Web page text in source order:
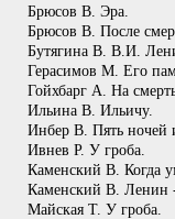
Брюсов В. Эра.
Брюсов В. После
Бутягина В. В.И.
Герасимов М. Его
Гойхбарг А. На
Ильина В. Ильичу.
Инбер В. Пять ночей
Ивнев Р. У гроба.
Каменский В. Когда
Каменский В. Ленин
Майская Т. У гроба.